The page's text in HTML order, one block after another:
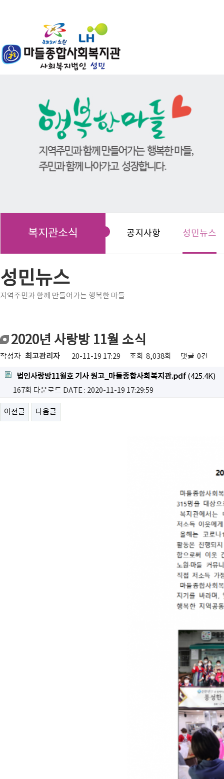
복지관소식 공지사항 성민뉴스
성민뉴스
지역주민과 함께 만들어가는 행복한 마들
2020년 사랑방 11월 소식
작성자 최고관리자 20-11-19 17:29 조회 8,038회 댓글 0건
법인사랑방11월호 기사 원고_마들종합사회복지관.pdf (425.4K)
167회 다운로드 DATE : 2020-11-19 17:29:59
이전글 다음글